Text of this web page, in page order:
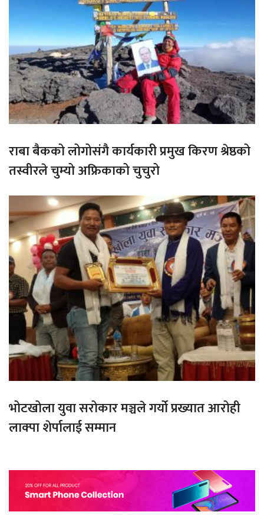
राबा बैकको लोगोसंगै कार्यकारी प्रमुख किरण श्रेष्ठको
तस्वीरले चुम्यो अफ्रिकाको चुचुरो
भोटखोला युवा सरोकार मञ्चले गर्यो प्रख्यात आरोही
लाक्पा शेर्पालाई सम्मान